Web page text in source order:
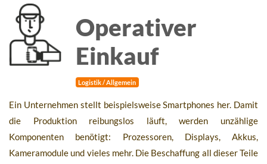
Operativer
Einkauf
Logistik / Allgemein
Ein Unternehmen stellt beispielsweise Smartphones her. Damit
die Produktion reibungslos läuft, werden unzählige
Komponenten benötigt: Prozessoren, Displays, Akkus,
Kameramodule und vieles mehr. Die Beschaffung all dieser Teile